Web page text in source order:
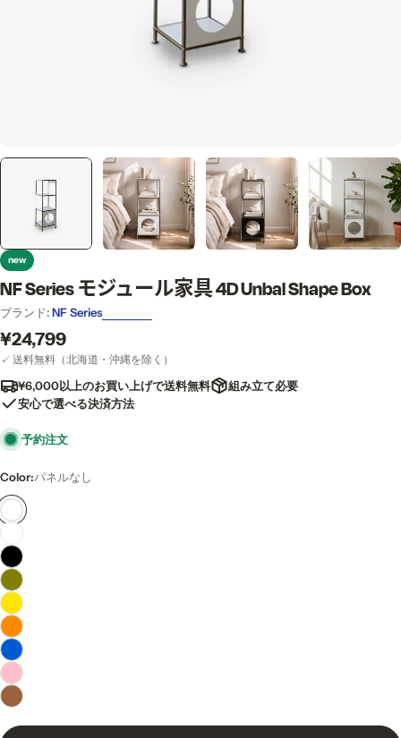
new
NF Series モジュール家具 4D Unbal Shape Box
ブランド:NF Series
通
常
価
格
¥24,799
✓ 送料無料（北海道・沖縄を除く）
¥6,000以上のお買い上げで送料無料
組み立て必要
安心で選べる決済方法
予約注文
Color:パネルなし